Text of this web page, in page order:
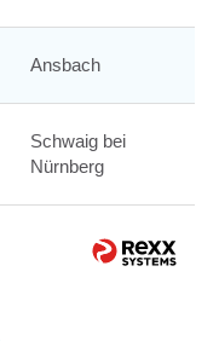
Ansbach
Schwaig bei
Nürnberg